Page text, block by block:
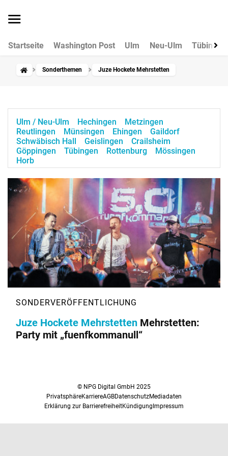
Startseite Washington Post Ulm Neu-Ulm Tübingen
Sonderthemen Juze Hockete Mehrstetten
Ulm / Neu-Ulm Hechingen
Metzingen
Reutlingen
Münsingen Ehingen
Gaildorf
Schwäbisch Hall
Geislingen
Crailsheim
Göppingen
Tübingen Rottenburg
Mössingen
Horb
Juze Hockete Mehrstetten Mehrstetten:
Party mit „fuenfkommanull“
© NPG Digital GmbH 2025
PrivatsphäreKarriereAGBDatenschutzMediadaten
Erklärung zur BarrierefreiheitKündigungImpressum